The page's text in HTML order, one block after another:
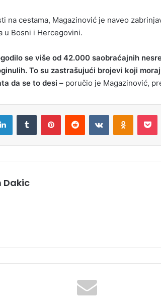
na cestama, Magazinović je naveo
u Bosni i Hercegovini.
se više od 42.000 saobraćajnih
To su zastrašujući brojevi koji
da se to desi – poručio je Magazinović,
Dakic